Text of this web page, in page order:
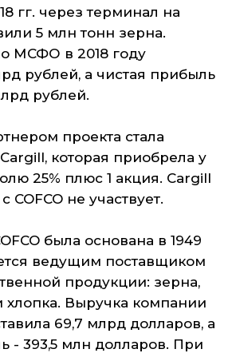
гг. через терминал на
5 млн тонн зерна.
МСФО в 2018 году
рублей, а чистая прибыль
рублей.
проекта стала
которая приобрела у
25% плюс 1 акция. Cargill
COFCO не участвует.
была основана в 1949
ведущим поставщиком
продукции: зерна,
хлопка. Выручка компании
69,7 млрд долларов, а
- 393,5 млн долларов. При